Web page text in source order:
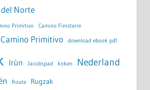
Norte
Primitivo Camino Finisterre
Camino Primitivo download ebook pdf
Irùn Jacobspad koken Nederland
Route Rugzak